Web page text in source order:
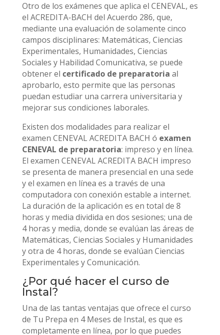
Otro de los exámenes que aplica el CENEVAL, es
el ACREDITA-BACH del Acuerdo 286, que,
mediante una evaluación de solamente cinco
campos disciplinares: Matemáticas, Ciencias
Experimentales, Humanidades, Ciencias
Sociales y Habilidad Comunicativa, se puede
obtener el certificado de preparatoria al
aprobarlo, esto permite que las personas
puedan estudiar una carrera universitaria y
mejorar sus condiciones laborales.
Existen dos modalidades para realizar el
examen CENEVAL ACREDITA BACH ó examen
CENEVAL de preparatoria: impreso y en línea.
El examen CENEVAL ACREDITA BACH impreso
se presenta de manera presencial en una sede
y el examen en línea es a través de una
computadora con conexión estable a internet.
La duración de la aplicación es en total de 8
horas y media dividida en dos sesiones; una de
4 horas y media, donde se evalúan las áreas de
Matemáticas, Ciencias Sociales y Humanidades
y otra de 4 horas, donde se evalúan Ciencias
Experimentales y Comunicación.
¿Por qué hacer el curso de
Instal?
Una de las tantas ventajas que ofrece el curso
de Tu Prepa en 4 Meses de Instal, es que es
completamente en línea, por lo que puedes